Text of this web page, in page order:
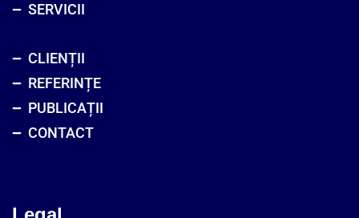
SERVICII
CLIENȚII
REFERINȚE
PUBLICAȚII
CONTACT